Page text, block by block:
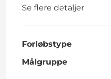
Se flere detaljer
Forløbstype
Målgruppe